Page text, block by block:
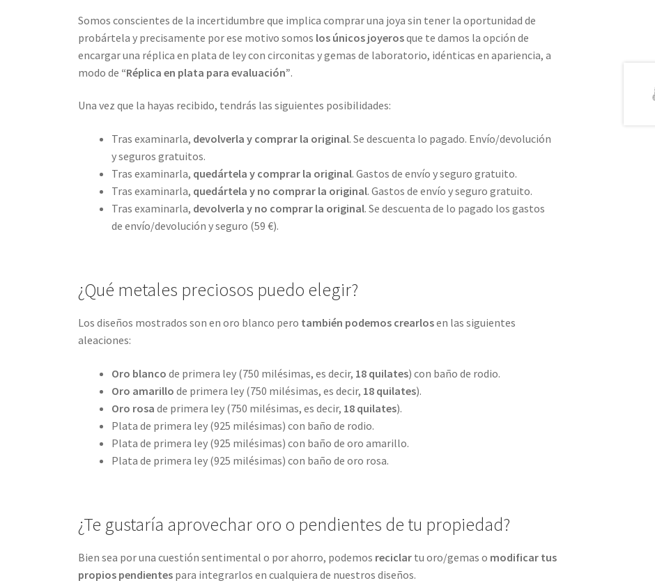
Somos conscientes de la incertidumbre que implica comprar una joya sin tener la oportunidad de
probártela y precisamente por ese motivo somos los únicos joyerosque te damos la opción de
encargar una réplica en plata de ley con circonitas y gemas de laboratorio, idénticas en apariencia, a
modo de “Réplica en plata para evaluación”.
Una vez que la hayas recibido, tendrás las siguientes posibilidades:
Tras examinarla, devolverla y comprar la original. Se descuenta lo pagado. Envío/devolución
y seguros gratuitos.
Tras examinarla, quedártela y comprar la original. Gastos de envío y seguro gratuito.
Tras examinarla, quedártela y no comprar la original. Gastos de envío y seguro gratuito.
Tras examinarla, devolverla y no comprar la original. Se descuenta de lo pagado los gastos
de envío/devolución y seguro (59 €).
¿Qué metales preciosos puedo elegir?
Los diseños mostrados son en oro blanco pero también podemos crearlosen las siguientes
aleaciones:
Oro blanco de primera ley (750 milésimas, es decir, 18 quilates) con baño de rodio.
Oro amarillo de primera ley (750 milésimas, es decir, 18 quilates).
Oro rosa de primera ley (750 milésimas, es decir, 18 quilates).
Plata de primera ley (925 milésimas) con baño de rodio.
Plata de primera ley (925 milésimas) con baño de oro amarillo.
Plata de primera ley (925 milésimas) con baño de oro rosa.
¿Te gustaría aprovechar oro o pendientes de tu propiedad?
Bien sea por una cuestión sentimental o por ahorro, podemos reciclartu oro/gemas o modificar tus
propios pendientespara integrarlos en cualquiera de nuestros diseños.